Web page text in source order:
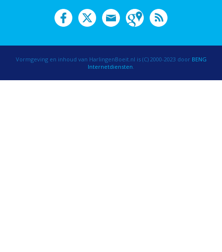
Vormgeving en inhoud van HarlingenBoeit.nl is (C) 2000-2023 door BENG
Internetdiensten